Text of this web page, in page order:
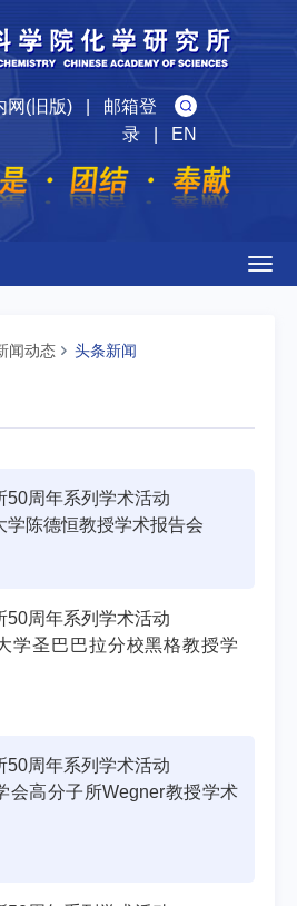
网(旧版)| 邮箱登
录| EN
闻动态 头条新闻
50周年系列学术活动
陈德恒教授学术报告会
50周年系列学术活动
圣巴巴拉分校黑格教授学
50周年系列学术活动
高分子所Wegner教授学术